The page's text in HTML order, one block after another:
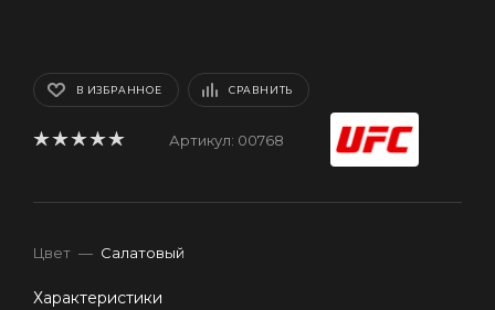
В ИЗБРАННОЕ СРАВНИТЬ
Артикул: 00768
Цвет — Салатовый
Характеристики